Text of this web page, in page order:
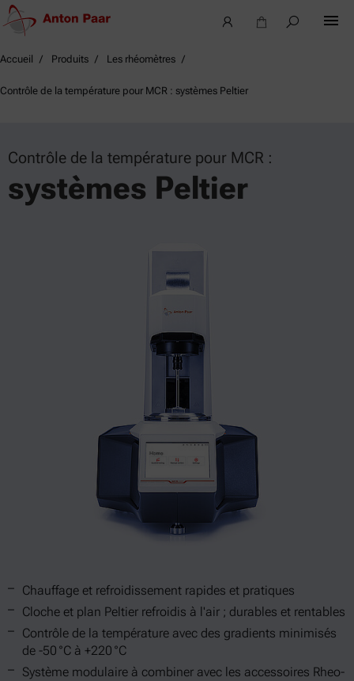
Accueil Produits Les rhéomètres
Contrôle de la température pour MCR : systèmes Peltier
Contrôle de la température pour MCR :
systèmes Peltier
Chauffage et refroidissement rapides et pratiques
Cloche et plan Peltier refroidis à l'air ; durables et rentables
Contrôle de la température avec des gradients minimisés
de -50 °C à +220 °C
Système modulaire à combiner avec les accessoires Rheo-